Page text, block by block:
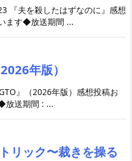
『夫を殺したはずなのに』感想
ます◆放送期間 ...
年版）
』（2026年版）感想投稿お
放送期間 : ...
リック〜裁きを操る